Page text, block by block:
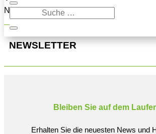
Navigation oben, um den Beitrag zu finden.
NEWSLETTER
Bleiben Sie auf dem
Erhalten Sie die neuesten News und